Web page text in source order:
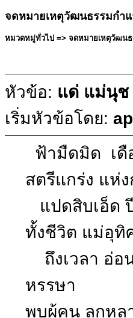
จดหมายเหตุวัฒนธรรมกำ
หมวดหมู่ทั่วไป => จดหมายเหตุวัฒนธ
หัวข้อ: แด่ แม่นุช
เริ่มหัวข้อโดย:
ฟ้ามืดมิด เดื
สตรีแกร่ง แ
แปดสิบเอ็ด
ทั้งชีวิต แม่
ถึงเวลา อ่
หรรษา
พบผู้คน ลูกห